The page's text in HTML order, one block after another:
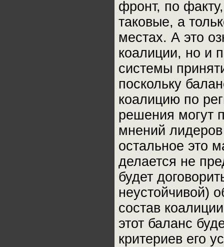
фронт, по
таковые, а
местах. А это
коалиции, но и
системы
поскольку
коалицию по
решения могут
мнений
остальное это
делается не
будет
неустойчивой)
состав
этот баланс
критериев его